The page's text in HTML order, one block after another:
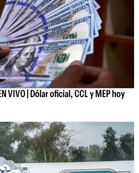
VIVO | Dólar oficial, CCL y MEP hoy